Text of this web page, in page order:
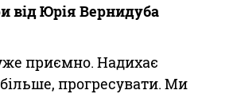
від Юрія Вернидуба
приємно. Надихає
прогресувати. Ми